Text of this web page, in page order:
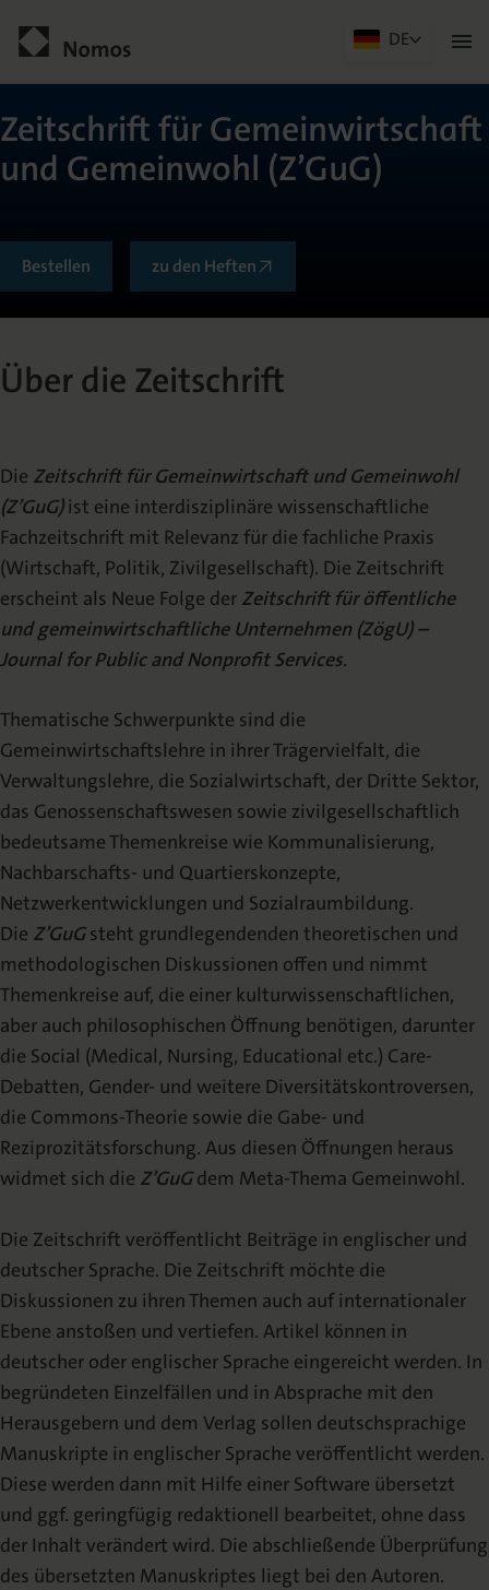
Schriftleitung | Redaktion
(TOC-Alert)
Sonderhefte
Call for Papers
Autorenhinweise
Open Access Publizieren
Abstracting & Indexing
Urheberrecht
Mediadaten
DE
Zeitschrift für Gemeinwirtschaft
und Gemeinwohl (Z’GuG)
Bestellen zu den Heften
Über die Zeitschrift
Die Zeitschrift für Gemeinwirtschaft und Gemeinwohl
(Z’GuG)ist eine interdisziplinäre wissenschaftliche
Fachzeitschrift mit Relevanz für die fachliche Praxis
(Wirtschaft, Politik, Zivilgesellschaft). Die Zeitschrift
erscheint als Neue Folge der Zeitschrift für öffentliche
und gemeinwirtschaftliche Unternehmen (ZögU) –
Journal for Public and Nonprofit Services.
Thematische Schwerpunkte sind die
Gemeinwirtschaftslehre in ihrer Trägervielfalt, die
Verwaltungslehre, die Sozialwirtschaft, der Dritte Sektor,
das Genossenschaftswesen sowie zivilgesellschaftlich
bedeutsame Themenkreise wie Kommunalisierung,
Nachbarschafts- und Quartierskonzepte,
Netzwerkentwicklungen und Sozialraumbildung.
Die Z’GuGsteht grundlegendenden theoretischen und
methodologischen Diskussionen offen und nimmt
Themenkreise auf, die einer kulturwissenschaftlichen,
aber auch philosophischen Öffnung benötigen, darunter
die Social (Medical, Nursing, Educational etc.) Care-
Debatten, Gender- und weitere Diversitätskontroversen,
die Commons-Theorie sowie die Gabe- und
Reziprozitätsforschung. Aus diesen Öffnungen heraus
widmet sich die Z’GuGdem Meta-Thema Gemeinwohl.
Die Zeitschrift veröffentlicht Beiträge in englischer und
deutscher Sprache. Die Zeitschrift möchte die
Diskussionen zu ihren Themen auch auf internationaler
Ebene anstoßen und vertiefen. Artikel können in
deutscher oder englischer Sprache eingereicht werden. In
begründeten Einzelfällen und in Absprache mit den
Herausgebern und dem Verlag sollen deutschsprachige
Manuskripte in englischer Sprache veröffentlicht werden.
Diese werden dann mit Hilfe einer Software übersetzt
und ggf. geringfügig redaktionell bearbeitet, ohne dass
der Inhalt verändert wird. Die abschließende Überprüfung
des übersetzten Manuskriptes liegt bei den Autoren.